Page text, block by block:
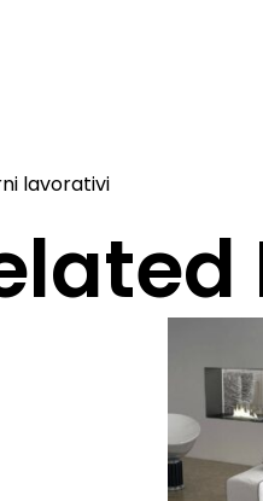
lavorativi